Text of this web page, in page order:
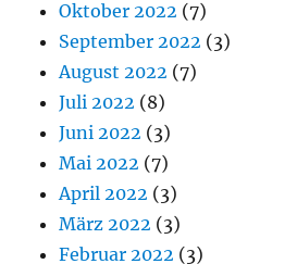
Oktober 2022 (7)
September 2022 (3)
August 2022 (7)
Juli 2022 (8)
Juni 2022 (3)
Mai 2022 (7)
April 2022 (3)
März 2022 (3)
Februar 2022 (3)